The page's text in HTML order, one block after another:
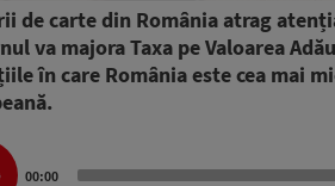
de carte din România atrag
va majora Taxa pe Valoarea
în care România este cea mai
00:00